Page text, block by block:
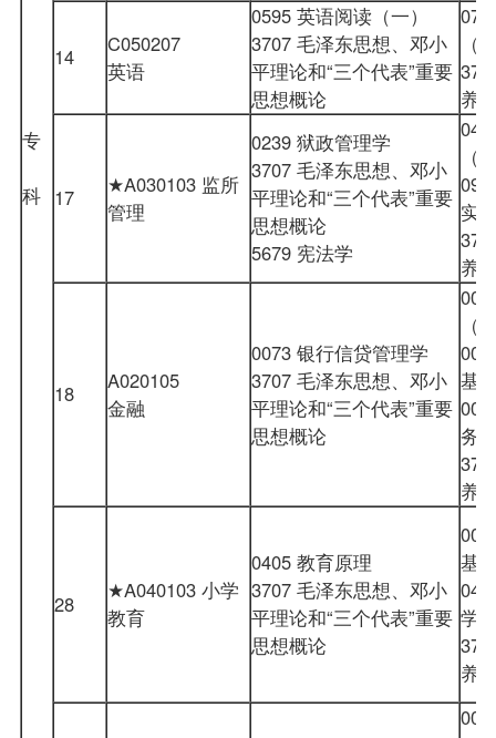
专
科
14
C050207
英语
0595 英语阅读（一）
3707 毛泽东思想、邓小
平理论和“三个代表”重要
思想概论
（
养
17
★A030103 监所
管理
0239 狱政管理学
3707 毛泽东思想、邓小
平理论和“三个代表”重要
思想概论
5679 宪法学
（
实
养
18
A020105
金融
0073 银行信贷管理学
3707 毛泽东思想、邓小
平理论和“三个代表”重要
思想概论
（
基
务
养
28
★A040103 小学
教育
0405 教育原理
3707 毛泽东思想、邓小
平理论和“三个代表”重要
思想概论
基
学
养